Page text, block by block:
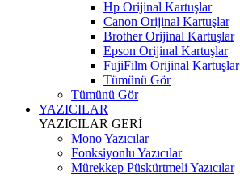
Hp Orijinal Kartuşlar
Canon Orijinal Kartuşlar
Brother Orijinal Kartuşlar
Epson Orijinal Kartuşlar
FujiFilm Orijinal Kartuşlar
Tümünü Gör
Tümünü Gör
YAZICILAR
YAZICILAR GERİ
Mono Yazıcılar
Fonksiyonlu Yazıcılar
Mürekkep Püskürtmeli Yazıcılar